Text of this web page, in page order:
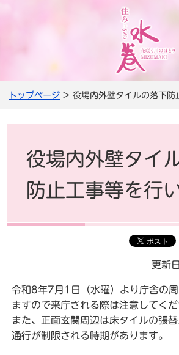
トップページ > 役場内外壁タイルの落下防
役場内外壁タイ
防止工事等を行
更新
令和8年7月1日（水曜）より庁舎の
ますので来庁される際は注意してくだ
また、正面玄関周辺は床タイルの張替
通行が制限される時期があります。